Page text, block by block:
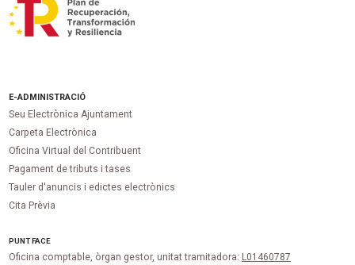
E-ADMINISTRACIÓ
Seu Electrònica Ajuntament
Carpeta Electrònica
Oficina Virtual del Contribuent
Pagament de tributs i tases
Tauler d'anuncis i edictes electrònics
Cita Prèvia
PUNTFACE
Oficina comptable, òrgan gestor, unitat tramitadora: L01460787